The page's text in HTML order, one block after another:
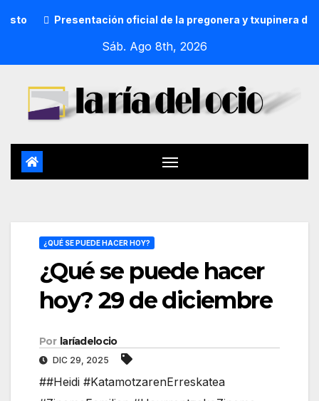
Presentación oficial de la pregonera y txupinera de Aste
Sáb. Ago 8th, 2026
¿QUÉ SE PUEDE HACER HOY?
¿Qué se puede hacer
hoy? 29 de diciembre
Por laríadelocio
DIC 29, 2025
##Heidi #KatamotzarenErreskatea